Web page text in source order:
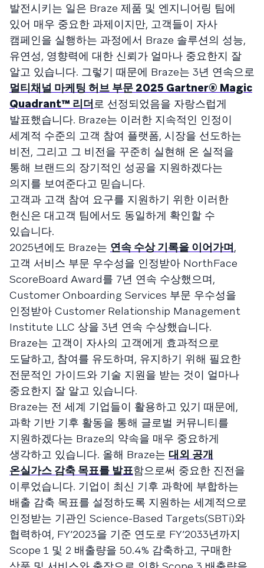
발전시키는 일은 Braze 제품 및 엔지니어링 팀에
있어 매우 중요한 과제이지만, 고객들이 자사
캠페인을 실행하는 과정에서 Braze 솔루션의 성능,
유연성, 영향력에 대한 신뢰가 얼마나 중요한지 잘
알고 있습니다. 그렇기 때문에 Braze는 3년 연속으로
멀티채널 마케팅 허브 부문 2025 Gartner® Magic
Quadrant™ 리더로 선정되었음을 자랑스럽게
발표했습니다. Braze는 이러한 지속적인 인정이
세계적 수준의 고객 참여 플랫폼, 시장을 선도하는
비전, 그리고 그 비전을 꾸준히 실현해 온 실적을
통해 브랜드의 장기적인 성공을 지원하겠다는
의지를 보여준다고 믿습니다.
고객과 고객 참여 요구를 지원하기 위한 이러한
헌신은 대고객 팀에서도 동일하게 확인할 수
있습니다.
2025년에도 Braze는 연속 수상 기록을 이어가며,
고객 서비스 부문 우수성을 인정받아 NorthFace
ScoreBoard Award를 7년 연속 수상했으며,
Customer Onboarding Services 부문 우수성을
인정받아 Customer Relationship Management
Institute LLC 상을 3년 연속 수상했습니다.
Braze는 고객이 자사의 고객에게 효과적으로
도달하고, 참여를 유도하며, 유지하기 위해 필요한
전문적인 가이드와 기술 지원을 받는 것이 얼마나
중요한지 잘 알고 있습니다.
Braze는 전 세계 기업들이 활용하고 있기 때문에,
과학 기반 기후 활동을 통해 글로벌 커뮤니티를
지원하겠다는 Braze의 약속을 매우 중요하게
생각하고 있습니다. 올해 Braze는 대외 공개
온실가스 감축 목표를 발표함으로써 중요한 진전을
이루었습니다. 기업이 최신 기후 과학에 부합하는
배출 감축 목표를 설정하도록 지원하는 세계적으로
인정받는 기관인 Science-Based Targets(SBTi)와
협력하여, FY’2023을 기준 연도로 FY’2033년까지
Scope 1 및 2 배출량을 50.4% 감축하고, 구매한